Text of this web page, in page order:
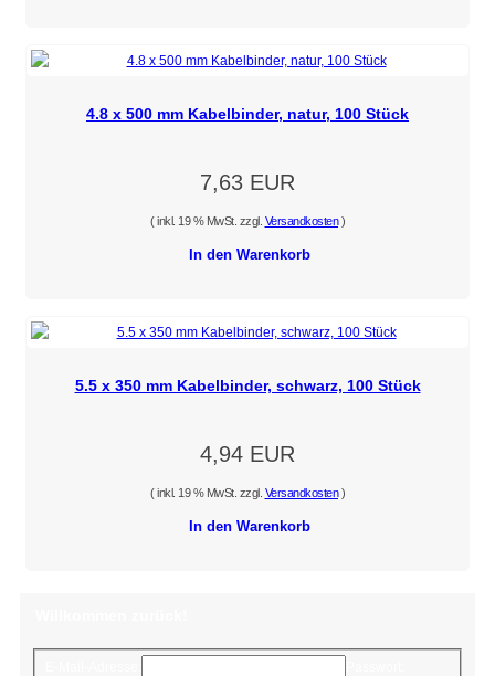
4.8 x 500 mm Kabelbinder, natur, 100 Stück
7,63 EUR
( inkl. 19 % MwSt. zzgl. Versandkosten)
In den Warenkorb
5.5 x 350 mm Kabelbinder, schwarz, 100 Stück
4,94 EUR
( inkl. 19 % MwSt. zzgl. Versandkosten)
In den Warenkorb